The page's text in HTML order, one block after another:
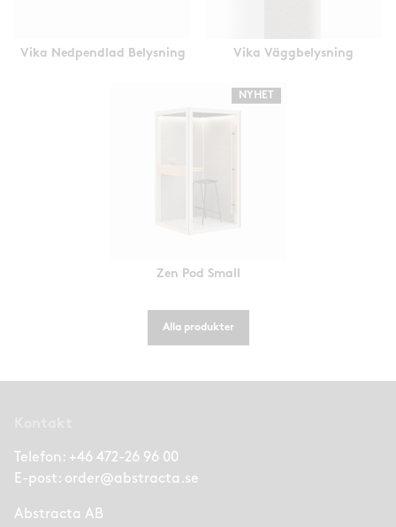
Vika Nedpendlad Belysning Vika Väggbelysning
NYHET
Zen Pod Small
Alla produkter
Telefon: +46 472-26 96 00
E-post: order@abstracta.se
Abstracta AB